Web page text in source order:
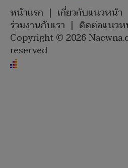
หน้าแรก | เกี่ยวกับแนวหน้า
ร่วมงานกับเรา | ติดต่อแนวห
Copyright © 2026
reserved